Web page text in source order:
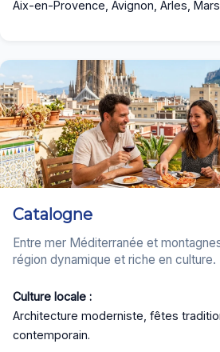
Aix-en-Provence, Avignon, Arles,
Catalogne
Entre mer Méditerranée et
région dynamique et riche en culture.
Culture locale :
Architecture moderniste, fêtes
contemporain.